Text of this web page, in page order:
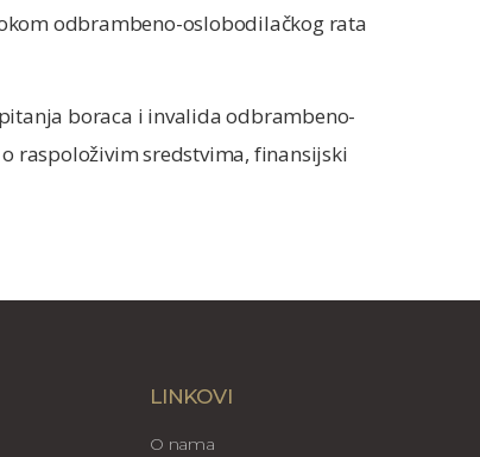
odbrambeno-oslobodilačkog rata
boraca i invalida odbrambeno-
raspoloživim sredstvima, finansijski
LINKOVI
O nama